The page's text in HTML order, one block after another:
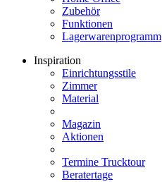
Zubehör
Funktionen
Lagerwarenprogramm
Inspiration
Einrichtungsstile
Zimmer
Material
Magazin
Aktionen
Termine Trucktour
Beratertage